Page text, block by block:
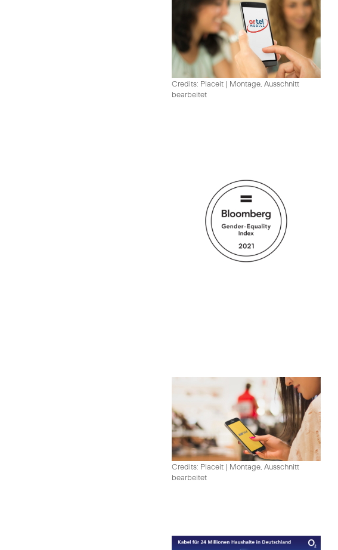
Credits: Placeit | Montage, Ausschnitt
bearbeitet
Credits: Placeit | Montage, Ausschnitt
bearbeitet